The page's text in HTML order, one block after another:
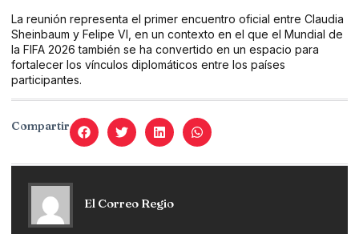
La reunión representa el primer encuentro oficial entre Claudia
Sheinbaum y Felipe VI, en un contexto en el que el Mundial de
la FIFA 2026 también se ha convertido en un espacio para
fortalecer los vínculos diplomáticos entre los países
participantes.
Compartir
El Correo Regio